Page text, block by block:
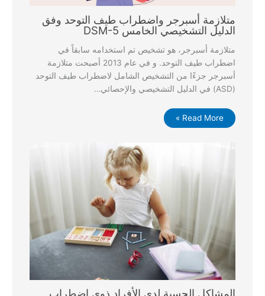
متلازمة أسبرجر واضطراب طيف التوحد وفق
الدليل التشخيصي الخامس DSM-5
متلازمة أسبرجر، هو تشخيص تم استخدامه سابقاً في
اضطراب طيف التوحد. و في عام 2013 أصبحت متلازمة
أسبرجر جزءًا من التشخيص الشامل لاضطراب طيف التوحد
(ASD) في الدليل التشخيصي والإحصائي…
Read More »
المشاكل الحسية لدى الأفراد ذوي اضطراب